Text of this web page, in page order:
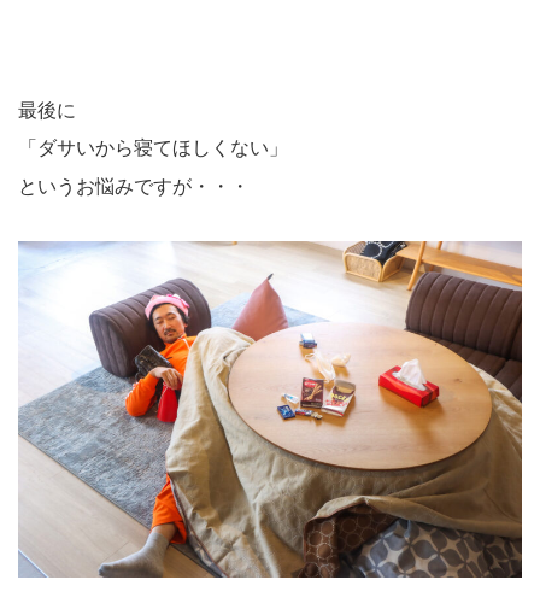
最後に
「ダサいから寝てほしくない」
というお悩みですが・・・